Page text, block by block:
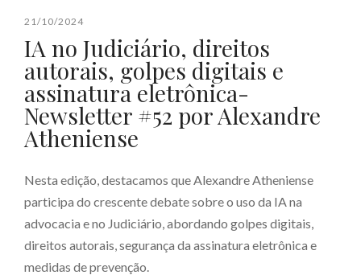
21/10/2024
IA no Judiciário, direitos
autorais, golpes digitais e
assinatura eletrônica-
Newsletter #52 por Alexandre
Atheniense
Nesta edição, destacamos que Alexandre Atheniense
participa do crescente debate sobre o uso da IA na
advocacia e no Judiciário, abordando golpes digitais,
direitos autorais, segurança da assinatura eletrônica e
medidas de prevenção.